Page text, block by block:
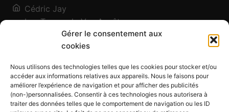
Gérer le consentement aux
cookies
Nous utilisons des technologies telles que les cookies pour stocker et/ou
accéder aux informations relatives aux appareils. Nous le faisons pour
améliorer l’expérience de navigation et pour afficher des publicités
(non-)personnalisées. Consentir à ces technologies nous autorisera à
traiter des données telles que le comportement de navigation ou les ID
Cédric Jay
Les Traces de Vos Ancêtres
120, chemin des Salines
73200 Albertville - Savoie
Blog
Outils généalogiques
Contact